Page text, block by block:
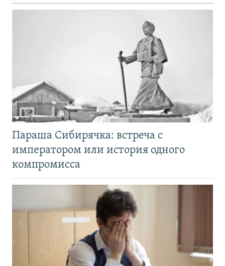
Параша Сибирячка: встреча с
императором или история одного
компромисса